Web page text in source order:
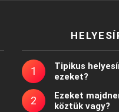
Tipikus
ezeket?
Ezeket
köztük vagy?